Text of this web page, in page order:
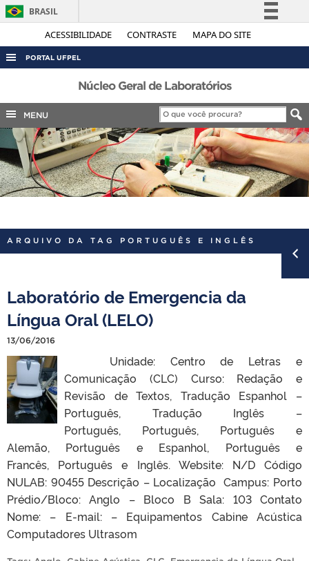
ACESSIBILIDADE CONTRASTE MAPA DO SITE
BRASIL
Simplifique!
Legislação
Canais
PORTAL UFPEL
ACESSO À INFORMAÇÃO
AUDITORIA
COBALTO
CONCURSOS
EDITAIS
INTERNACIONAL
PORTARIAS
Núcleo Geral de Laboratórios
MENU
ARQUIVO DA TAG PORTUGUÊS E INGLÊS
Laboratório de Emergencia da
Língua Oral (LELO)
13/06/2016
Unidade: Centro de Letras e
Comunicação (CLC) Curso: Redação e
Revisão de Textos, Tradução Espanhol –
Português, Tradução Inglês –
Português, Português, Português e
Alemão, Português e Espanhol, Português e
Francês, Português e Inglês. Website: N/D Código
NULAB: 90455 Descrição – Localização Campus: Porto
Prédio/Bloco: Anglo – Bloco B Sala: 103 Contato
Nome: – E-mail: – Equipamentos Cabine Acústica
Computadores Ultrasom